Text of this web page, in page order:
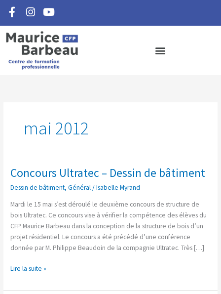
contenu
F
a
c
e
b
o
I
n
s
t
a
g
r
Y
o
u
t
u
b
e
mai 2012
Concours Ultratec – Dessin de bâtiment
Dessin de bâtiment,Général/Isabelle Myrand
Mardi le 15 mai s’est déroulé le deuxième concours de structure de
bois Ultratec. Ce concours vise à vérifier la compétence des élèves du
CFP Maurice Barbeau dans la conception de la structure de bois d’un
projet résidentiel. Le concours a été précédé d’une conférence
donnée par M. Philippe Beaudoin de la compagnie Ultratec. Très […]
Concours
–
Dessin
de
bâtiment
Lire la suite »